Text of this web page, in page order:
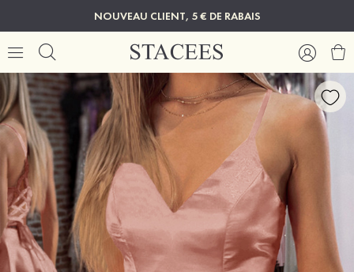
NOUVEAU CLIENT, 5 € DE RABAIS